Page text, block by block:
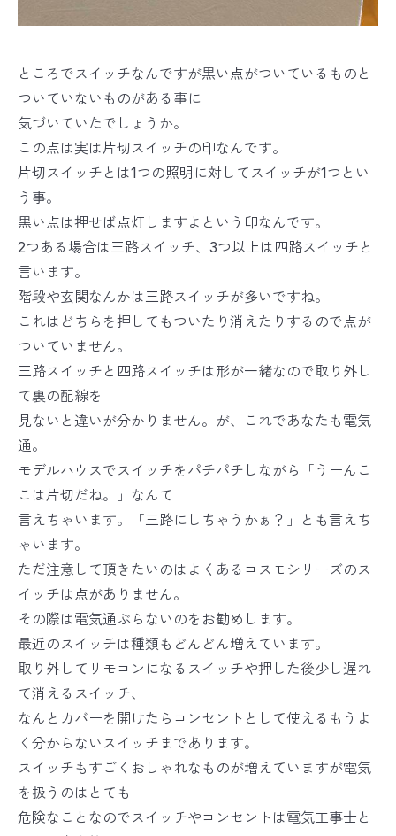
ところでスイッチなんですが黒い点がついているものと
ついていないものがある事に
気づいていたでしょうか。
この点は実は片切スイッチの印なんです。
片切スイッチとは1つの照明に対してスイッチが1つとい
う事。
黒い点は押せば点灯しますよという印なんです。
2つある場合は三路スイッチ、3つ以上は四路スイッチと
言います。
階段や玄関なんかは三路スイッチが多いですね。
これはどちらを押してもついたり消えたりするので点が
ついていません。
三路スイッチと四路スイッチは形が一緒なので取り外し
て裏の配線を
見ないと違いが分かりません。が、これであなたも電気
通。
モデルハウスでスイッチをパチパチしながら「うーんこ
こは片切だね。」なんて
言えちゃいます。「三路にしちゃうかぁ？」とも言えち
ゃいます。
ただ注意して頂きたいのはよくあるコスモシリーズのス
イッチは点がありません。
その際は電気通ぶらないのをお勧めします。
最近のスイッチは種類もどんどん増えています。
取り外してリモコンになるスイッチや押した後少し遅れ
て消えるスイッチ、
なんとカバーを開けたらコンセントとして使えるもうよ
く分からないスイッチまであります。
スイッチもすごくおしゃれなものが増えていますが電気
を扱うのはとても
危険なことなのでスイッチやコンセントは電気工事士と